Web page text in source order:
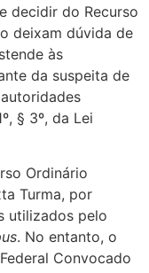
decidir do Recurso
deixam dúvida de
às
da suspeita de
§ 3º, da Lei
Ordinário
Turma, por
utilizados pelo
. No entanto, o
Convocado